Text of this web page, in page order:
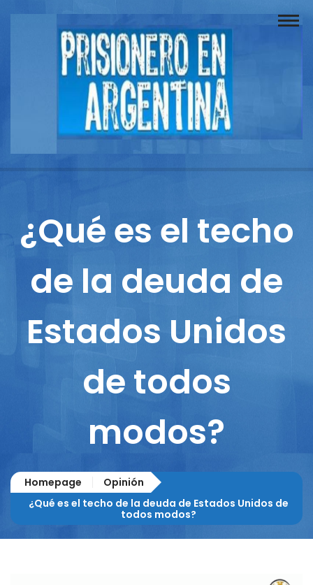
Buscador
Documentos
Reportajes
Columnistas
¿Qué es el techo
de la deuda de
Estados Unidos
de todos
modos?
Homepage
Opinión
¿Qué es el techo de la deuda de Estados Unidos de
todos modos?